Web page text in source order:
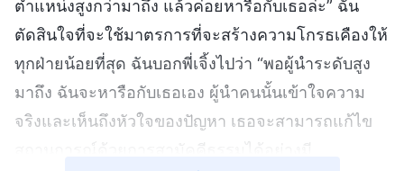
ตำแหน่งสูงกว่ามาถึง แล้วค่อยหารือกับเธอล่ะ” ฉัน
ตัดสินใจที่จะใช้มาตรการที่จะสร้างความโกรธเคืองให้
ทุกฝ่ายน้อยที่สุด ฉันบอกพี่เจิ้งไปว่า “พอผู้นำระดับสูง
มาถึง ฉันจะหารือกับเธอเอง ผู้นำคนนั้นเข้าใจความ
จริงและเห็นถึงหัวใจของปัญหา เธอจะสามารถแก้ไข